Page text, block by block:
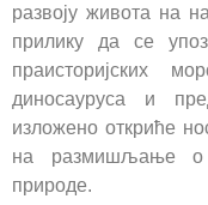
развоју живота на
прилику да се
праисторијских
диносауруса и
изложено откриће
на размишљање о
природе.